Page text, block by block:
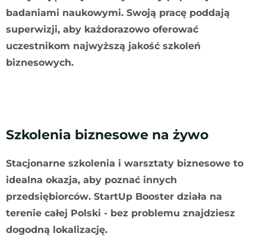
badaniami naukowymi. Swoją pracę poddają
superwizji, aby każdorazowo oferować
uczestnikom najwyższą jakość szkoleń
biznesowych.
Szkolenia biznesowe na żywo
Stacjonarne szkolenia i warsztaty biznesowe to
idealna okazja, aby poznać innych
przedsiębiorców. StartUp Booster działa na
terenie całej Polski - bez problemu znajdziesz
dogodną lokalizację.